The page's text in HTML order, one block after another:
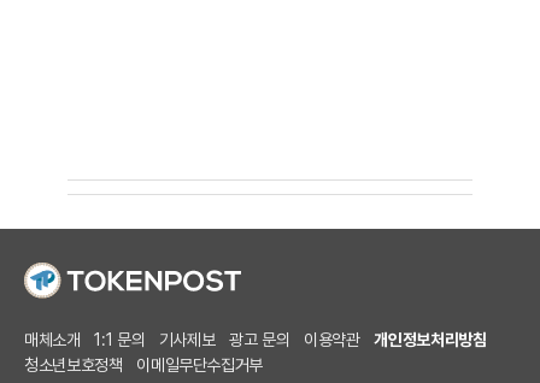
매체소개 1:1 문의 기사제보 광고 문의 이용약관
개인정보처리방침
청소년보호정책
이메일무단수집거부